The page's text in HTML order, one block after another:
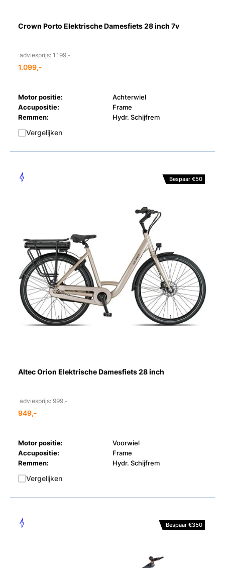
Crown Porto Elektrische Damesfiets 28 inch 7v
adviesprijs: 1.199,-
1.099,-
Motor positie:
Achterwiel
Accupositie:
Frame
Remmen:
Hydr. Schijfrem
Vergelijken
Bespaar €50
Altec Orion Elektrische Damesfiets 28 inch
adviesprijs: 999,-
949,-
Motor positie:
Voorwiel
Accupositie:
Frame
Remmen:
Hydr. Schijfrem
Vergelijken
Bespaar €350